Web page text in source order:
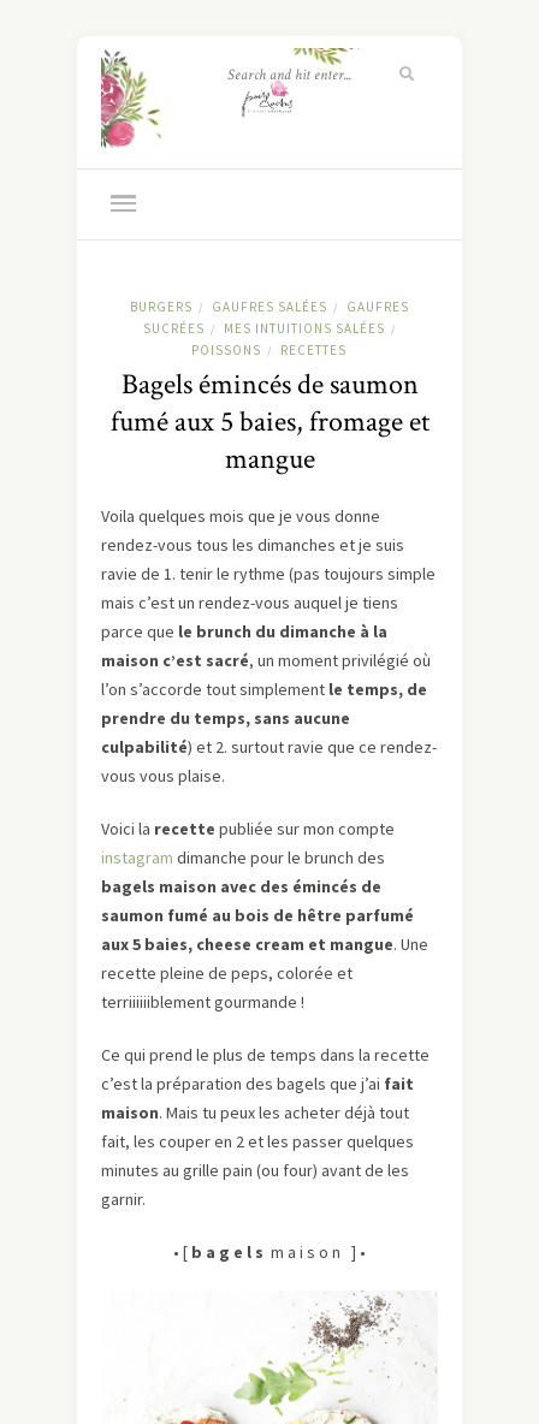
BURGERS / GAUFRES SALÉES /
GAUFRES
SUCRÉES / MES INTUITIONS SALÉES /
POISSONS / RECETTES
Bagels émincés de saumon
fumé aux 5 baies, fromage et
mangue
Voila quelques mois que je vous donne
rendez-vous tous les dimanches et je suis
ravie de 1. tenir le rythme (pas toujours simple
mais c’est un rendez-vous auquel je tiens
parce que le brunch du dimanche à la
maison c’est sacré, un moment privilégié où
l’on s’accorde tout simplement le temps, de
prendre du temps, sans aucune
culpabilité) et 2. surtout ravie que ce rendez-
vous vous plaise.
Voici la recette publiée sur mon compte
instagram dimanche pour le brunch des
bagels maison avec des émincés de
saumon fumé au bois de hêtre parfumé
aux 5 baies, cheese cream et mangue. Une
recette pleine de peps, colorée et
terriiiiiiblement gourmande !
Ce qui prend le plus de temps dans la recette
c’est la préparation des bagels que j’ai fait
maison. Mais tu peux les acheter déjà tout
fait, les couper en 2 et les passer quelques
minutes au grille pain (ou four) avant de les
garnir.
• [ b a g e l s m a i s o n ] •